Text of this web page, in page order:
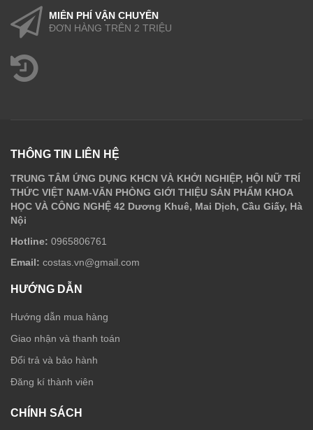
MIỄN PHÍ VẬN CHUYỂN
ĐƠN HÀNG TRÊN 2 TRIỆU
THÔNG TIN LIÊN HỆ
TRUNG TÂM ỨNG DỤNG KHCN VÀ KHỞI NGHIỆP, HỘI NỮ TRÍ
THỨC VIỆT NAM-VĂN PHÒNG GIỚI THIỆU SẢN PHẨM KHOA
HỌC VÀ CÔNG NGHỆ 42 Dương Khuê, Mai Dịch, Cầu Giấy, Hà
Nội
Hotline: 0965806761
Email: costas.vn@gmail.com
HƯỚNG DẪN
Hướng dẫn mua hàng
Giao nhận và thanh toán
Đổi trả và bảo hành
Đăng kí thành viên
CHÍNH SÁCH